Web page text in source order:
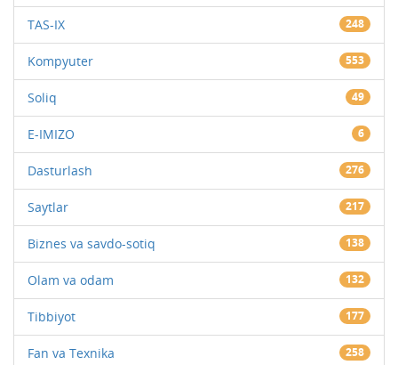
TAS-IX 248
Kompyuter 553
Soliq 49
E-IMIZO 6
Dasturlash 276
Saytlar 217
Biznes va savdo-sotiq 138
Olam va odam 132
Tibbiyot 177
Fan va Texnika 258